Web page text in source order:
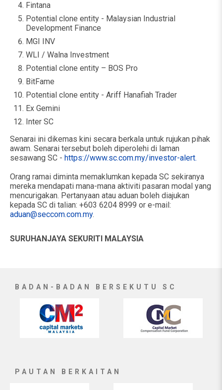
Fintana
Potential clone entity - Malaysian Industrial
Development Finance
MGI INV
WLI / Walna Investment
Potential clone entity – BOS Pro
BitFame
Potential clone entity - Ariff Hanafiah Trader
Ex Gemini
Inter SC
Senarai ini dikemas kini secara berkala untuk rujukan pihak
awam. Senarai tersebut boleh diperolehi di laman
sesawang SC - https://www.sc.com.my/investor-alert.
Orang ramai diminta memaklumkan kepada SC sekiranya
mereka mendapati mana-mana aktiviti pasaran modal yang
mencurigakan. Pertanyaan atau aduan boleh diajukan
kepada SC di talian: +603 6204 8999 or e-mail:
aduan@seccom.com.my.
SURUHANJAYA SEKURITI MALAYSIA
BADAN-BADAN BERSEKUTU SC
PAUTAN BERKAITAN